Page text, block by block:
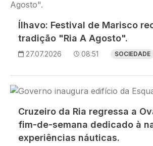
Ílhavo: Festival de Marisco
tradição "Ria A Agosto".
27.07.2026 08:51 SOCIEDADE
Imagem
Cruzeiro da Ria regressa a
fim-de-semana dedicado à
experiências náuticas.